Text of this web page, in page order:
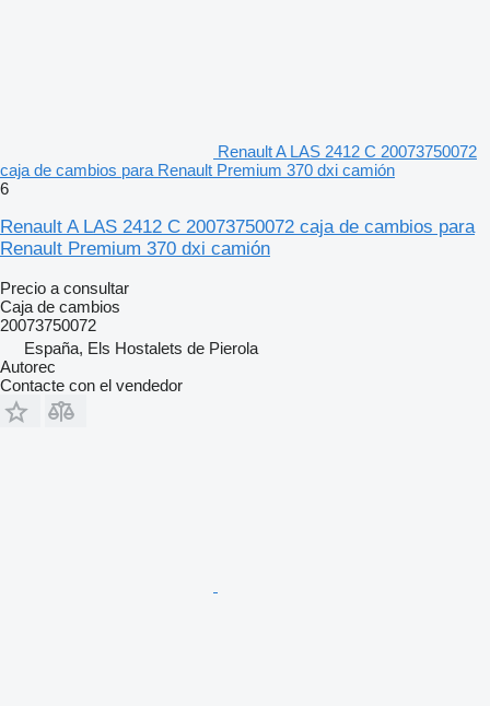
Renault A LAS 2412 C 20073750072
caja de cambios para Renault Premium 370 dxi camión
6
Renault A LAS 2412 C 20073750072 caja de cambios para
Renault Premium 370 dxi camión
Precio a consultar
Caja de cambios
20073750072
España, Els Hostalets de Pierola
Autorec
Contacte con el vendedor